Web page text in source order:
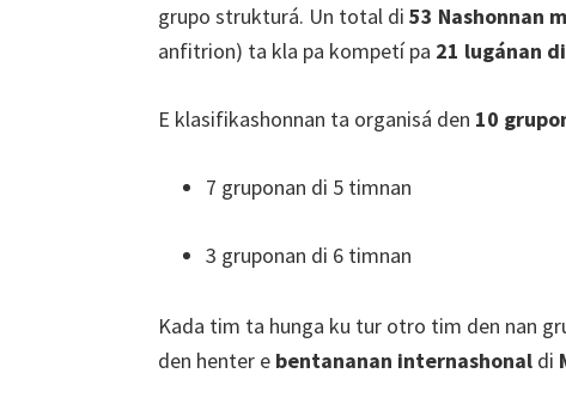
grupo strukturá. Un total di 53 Nashonnan
anfitrion) ta kla pa kompetí pa 21 lugánan
E klasifikashonnan ta organisá den 10
7 gruponan di 5 timnan
3 gruponan di 6 timnan
Kada tim ta hunga ku tur otro tim den nan
den henter e bentananan internashonal di